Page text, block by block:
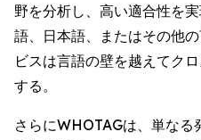
野を分析し、高い適合性を
語、日本語、またはその他
ビスは言語の壁を越えてク
する。
さらにWHOTAGは、単なる